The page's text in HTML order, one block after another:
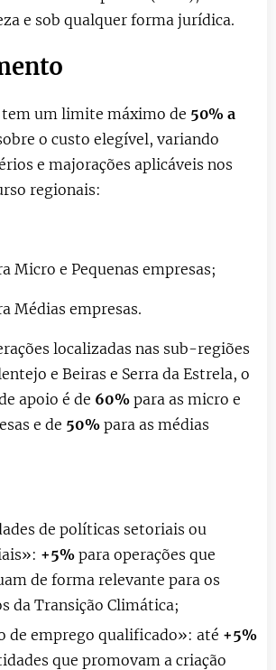
e sob qualquer forma jurídica.
tem um limite máximo de 50% a
o custo elegível, variando
e majorações aplicáveis nos
regionais:
Micro e Pequenas empresas;
Médias empresas.
localizadas nas sub-regiões
e Beiras e Serra da Estrela, o
apoio é de 60% para as micro e
e de 50% para as médias
de políticas setoriais ou
+5% para operações que
de forma relevante para os
da Transição Climática;
de emprego qualificado»: até +5%
que promovam a criação